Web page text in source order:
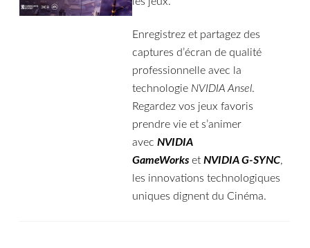
Enregistrez et partagez des
captures d’écran de qualité
professionnelle avec la
technologie NVIDIA Ansel.
Regardez vos jeux favoris
prendre vie et s’animer
avecNVIDIA
GameWorks etNVIDIA G-SYNC,
les innovations technologiques
uniques dignent du Cinéma.